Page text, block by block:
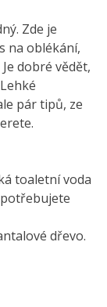
Zde je
na oblékání,
dobré vědět,
pár tipů, ze
toaletní voda
dřevo.